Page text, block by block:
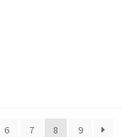
6 7 8 9